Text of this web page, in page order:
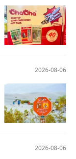
2026-08-06
2026-08-06